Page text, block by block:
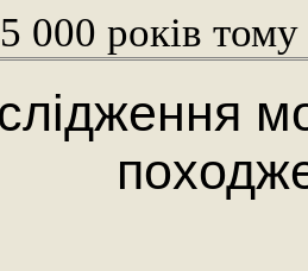
000 років тому